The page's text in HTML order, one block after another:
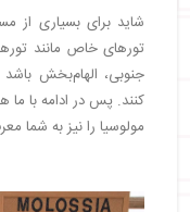
شاید برای بسیاری از
تورهای خاص مانند
جنوبی، الهام‌بخش
کنند. پس در ادامه با ما
مولوسیا را نیز به شما